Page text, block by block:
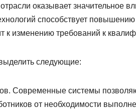
оказывает значительное
способствует
к изменению требований к
следующие:
Современные системы
от необходимости